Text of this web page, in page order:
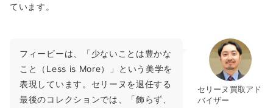
ています。
セリーヌ買取アド
バイザー
フィービーは、「少ないことは豊かな
こと（Less is More）」という美学を
表現しています。セリーヌを退任する
最後のコレクションでは、「飾らず、